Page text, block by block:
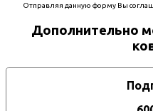
Отправляя данную форму Вы
Дополнительно